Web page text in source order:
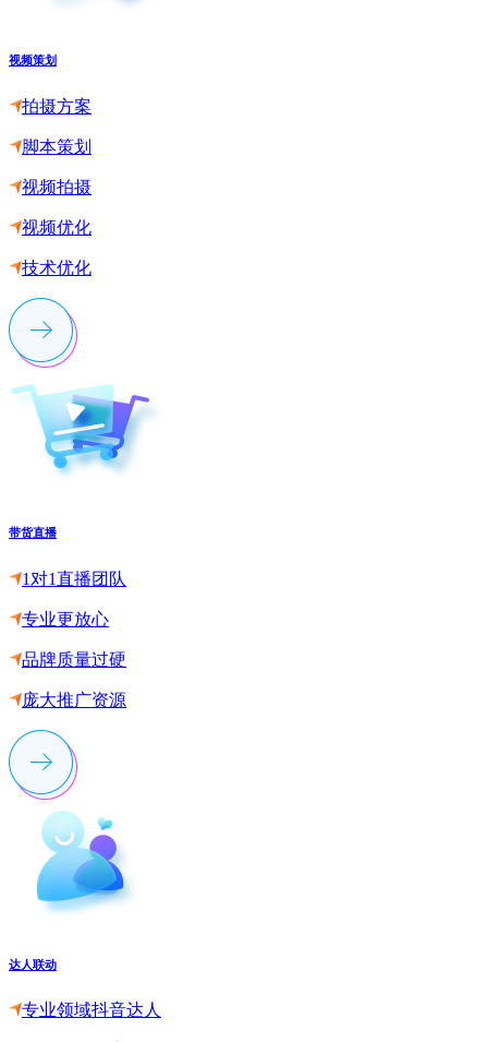
视频策划
拍摄方案
脚本策划
视频拍摄
视频优化
技术优化
带货直播
1对1直播团队
专业更放心
品牌质量过硬
庞大推广资源
达人联动
专业领域抖音达人